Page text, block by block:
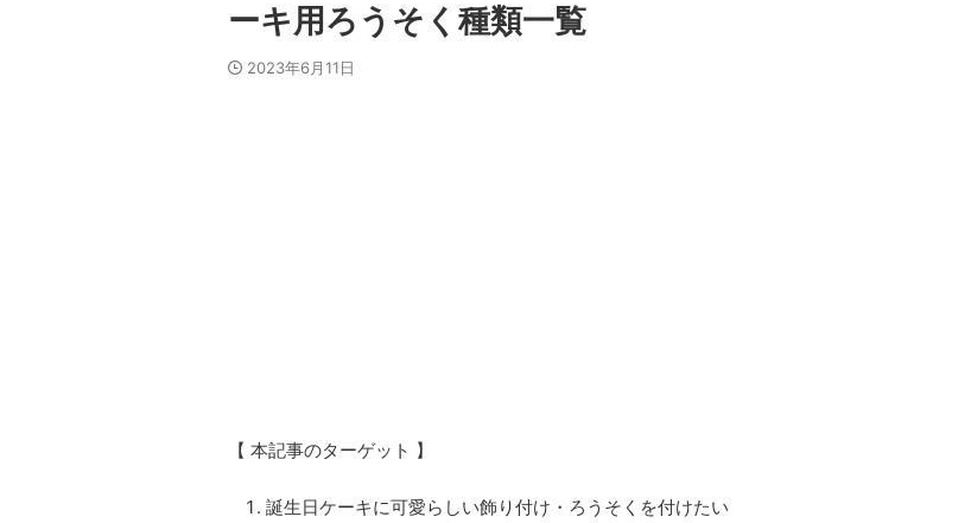
ーキ用ろうそく種類一覧
2023年6月11日
【 本記事のターゲット 】
誕生日ケーキに可愛らしい飾り付け・ろうそくを付けたい